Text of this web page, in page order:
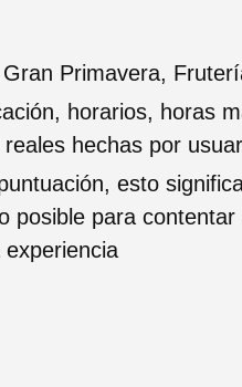
Primavera,
horarios, horas
hechas por
esto
posible para